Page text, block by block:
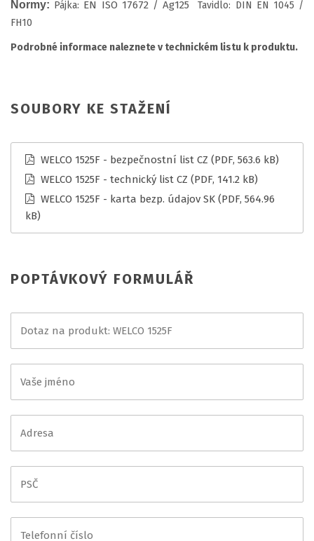
Normy: Pájka: EN ISO 17672 / Ag125 Tavidlo: DIN EN 1045 /
FH10
Podrobné informace naleznete v technickém listu k produktu.
SOUBORY KE STAŽENÍ
WELCO 1525F - bezpečnostní list CZ (PDF, 563.6 kB)
WELCO 1525F - technický list CZ (PDF, 141.2 kB)
WELCO 1525F - karta bezp. údajov SK (PDF, 564.96
kB)
POPTÁVKOVÝ FORMULÁŘ